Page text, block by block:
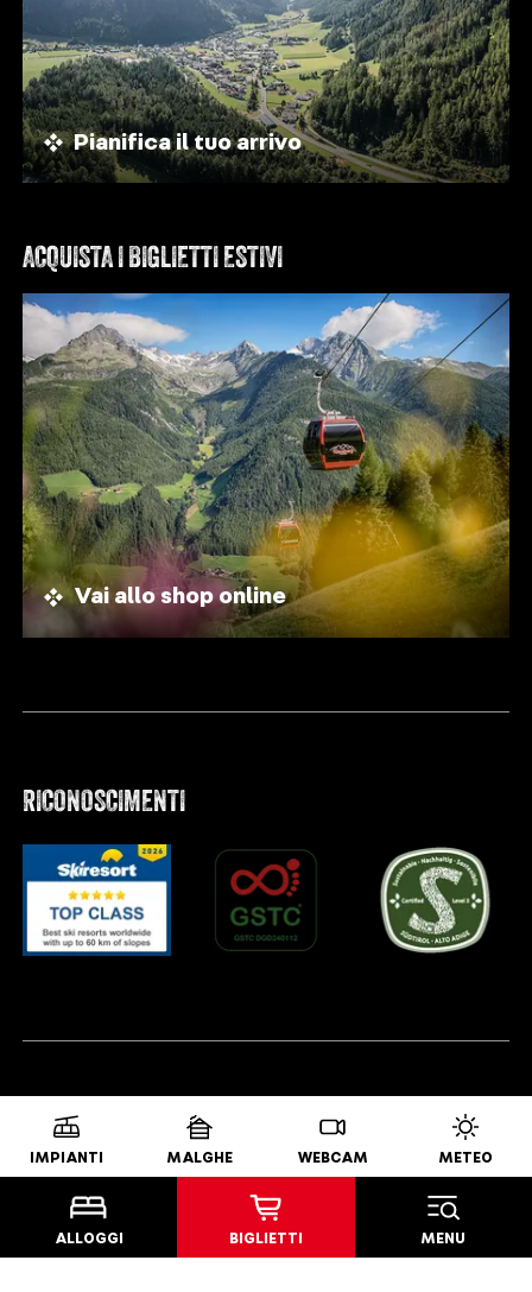
IMPIANTI MALGHE WEBCAM METEO
ALLOGGI BIGLIETTI MENU
Pianifica il tuo arrivo
ACQUISTA I BIGLIETTI ESTIVI
Vai allo shop online
RICONOSCIMENTI